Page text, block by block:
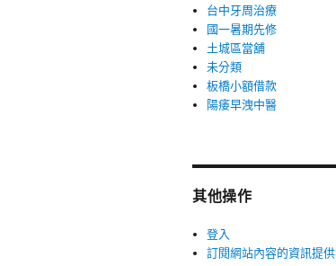
台中牙周治療
國一暑期先修
土城區當舖
未分類
板橋小額借款
陽痿早洩中醫
其他操作
登入
訂閱網站內容的資訊提供